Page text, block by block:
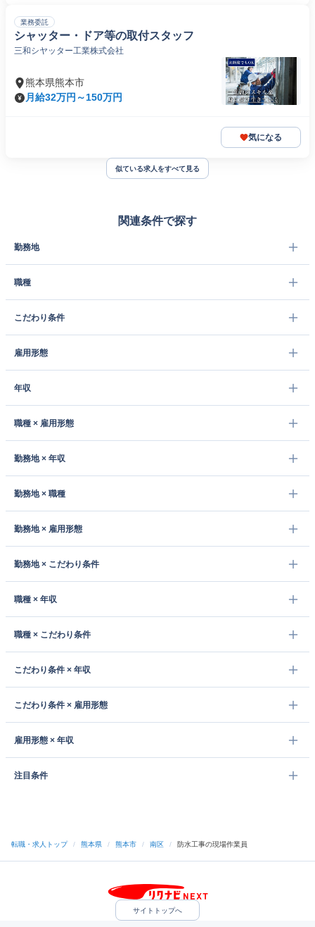
業務委託
シャッター・ドア等の取付スタッフ
三和シヤッター工業株式会社
熊本県熊本市
月給32万円～150万円
気になる
似ている求人をすべて見る
関連条件で探す
勤務地
職種
こだわり条件
雇用形態
年収
職種 × 雇用形態
勤務地 × 年収
勤務地 × 職種
勤務地 × 雇用形態
勤務地 × こだわり条件
職種 × 年収
職種 × こだわり条件
こだわり条件 × 年収
こだわり条件 × 雇用形態
雇用形態 × 年収
注目条件
転職・求人トップ / 熊本県 / 熊本市 / 南区 / 防水工事の現場作業員
サイトトップへ